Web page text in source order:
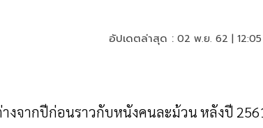
อัปเดตล่าสุด : 02 พ.ย. 62 |
งจากปีก่อนราวกับหนังคนละม้วนหลังปี